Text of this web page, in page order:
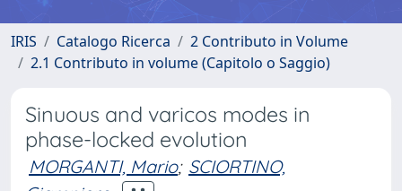
IRIS Catalogo Ricerca
2 Contributo in Volume
2.1 Contributo in volume (Capitolo o Saggio)
Sinuous and varicos modes in
phase-locked evolution
MORGANTI, Mario; SCIORTINO,